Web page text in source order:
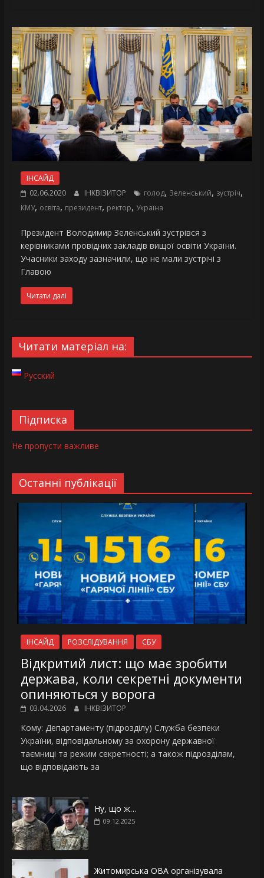
ІНСАЙД
02.06.2020
ІНКВІЗИТОР голод, Зеленський, зустріч,
КМУ, освіта, президент, ректор, Україна
Президент Володимир Зеленський зустрівся з
керівниками провідних закладів вищої освіти України.
Учасники заходу зазначили, що не мали зустрічі з
Главою
Читати далі
Читати матеріал на:
Русский
Підписка
Не пропусти важливе
Останні публікації
ІНСАЙД РОЗСЛІДУВАННЯ СБУ
Відкритий лист: що має зробити
держава, коли секретні документи
опиняються у ворога
03.04.2026 ІНКВІЗИТОР
Кому: Департаменту (підрозділу) Служба безпеки
України, відповідальному за охорону державної
таємниці та режим секретності; а також підрозділам,
що відповідають за
Ну, що ж…
09.12.2025
Житомирська ОВА організувала